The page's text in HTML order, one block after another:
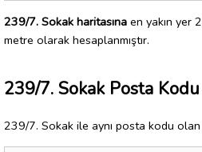
239/7. Sokak haritasına en yakın yer
metre olarak hesaplanmıştır.
239/7. Sokak Posta
239/7. Sokak ile aynı posta kodu